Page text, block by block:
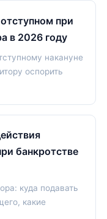
при
в 2026 году
накануне
оспорить
банкротстве
куда подавать
какие